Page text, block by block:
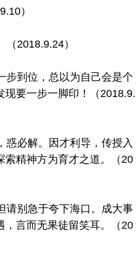
）
2018.9.24）
步到位，总以为自己会是个
现要一步一脚印！（2018.9.
惑必解。因才利导，传授入
索精神方为育才之道。（20
请别急于夸下海口。成大事
，言而无果徒留笑耳。（20